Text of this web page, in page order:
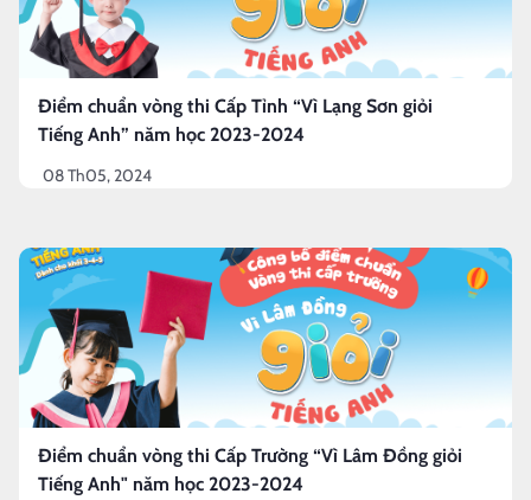
Điểm chuẩn vòng thi Cấp Tỉnh “Vì Lạng Sơn giỏi
Tiếng Anh” năm học 2023-2024
08 Th05, 2024
Điểm chuẩn vòng thi Cấp Trường “Vì Lâm Đồng giỏi
Tiếng Anh" năm học 2023-2024